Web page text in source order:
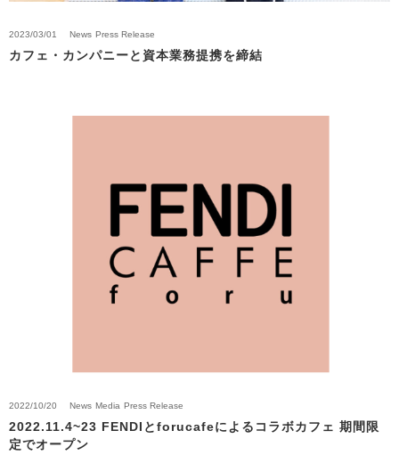
2023/03/01 News Press Release
カフェ・カンパニーと資本業務提携を締結
2022/10/20 News Media Press Release
2022.11.4~23 FENDIとforucafeによるコラボカフェ 期間限
定でオープン